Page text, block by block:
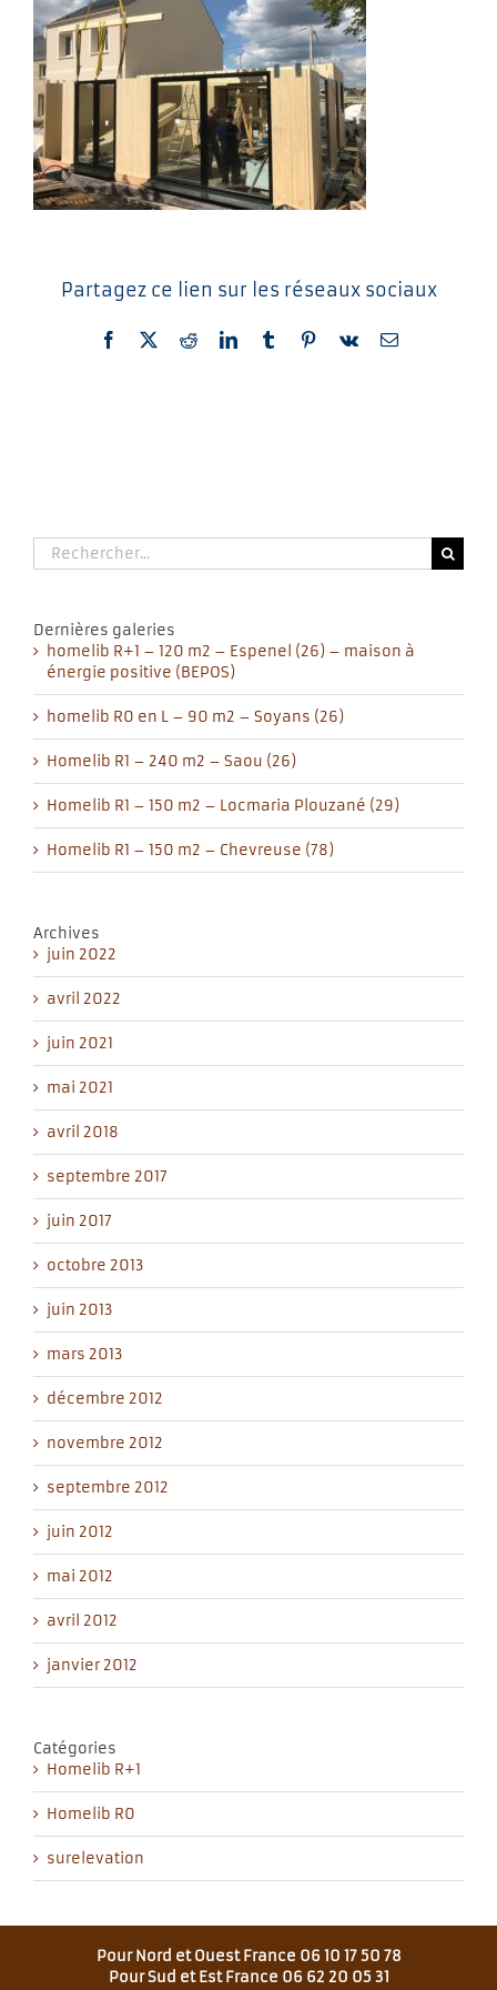
Partagez ce lien sur les réseaux sociaux
Facebook
X RedditLinkedInTumblrPinterest
Vk Email
Rechercher:
Dernières galeries
homelib R+1 – 120 m2 – Espenel (26) – maison à
énergie positive (BEPOS)
homelib R0 en L – 90 m2 – Soyans (26)
Homelib R1 – 240 m2 – Saou (26)
Homelib R1 – 150 m2 – Locmaria Plouzané (29)
Homelib R1 – 150 m2 – Chevreuse (78)
Archives
juin 2022
avril 2022
juin 2021
mai 2021
avril 2018
septembre 2017
juin 2017
octobre 2013
juin 2013
mars 2013
décembre 2012
novembre 2012
septembre 2012
juin 2012
mai 2012
avril 2012
janvier 2012
Catégories
Homelib R+1
Homelib R0
surelevation
Pour Nord et Ouest France 06 10 17 50 78
Pour Sud et Est France 06 62 20 05 31